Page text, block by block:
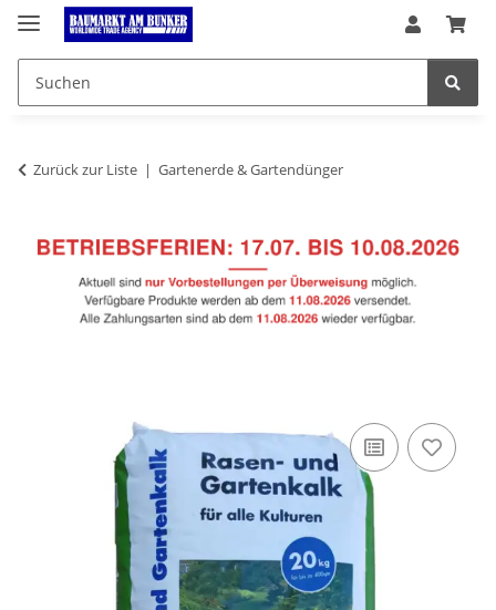
Zurück zur Liste Gartenerde & Gartendünger